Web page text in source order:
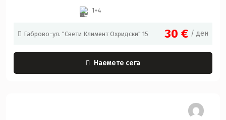
1+4
Габрово-ул. "Свети Климент Охридски" 15 30 € / ден
Наемете сега